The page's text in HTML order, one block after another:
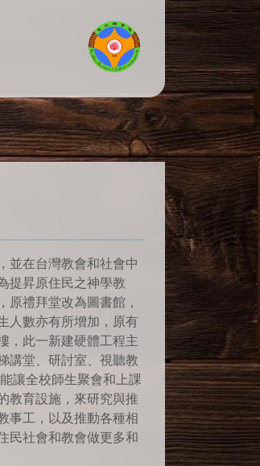
並在台灣教會和社會中
提昇原住民之神學教
禮拜堂改為圖書館，
人數亦有所增加，原有
，此一新建硬體工程主
講堂、研討室、視聽教
讓全校師生聚會和上課
教育設施，來研究與推
事工，以及推動各種相
民社會和教會做更多和